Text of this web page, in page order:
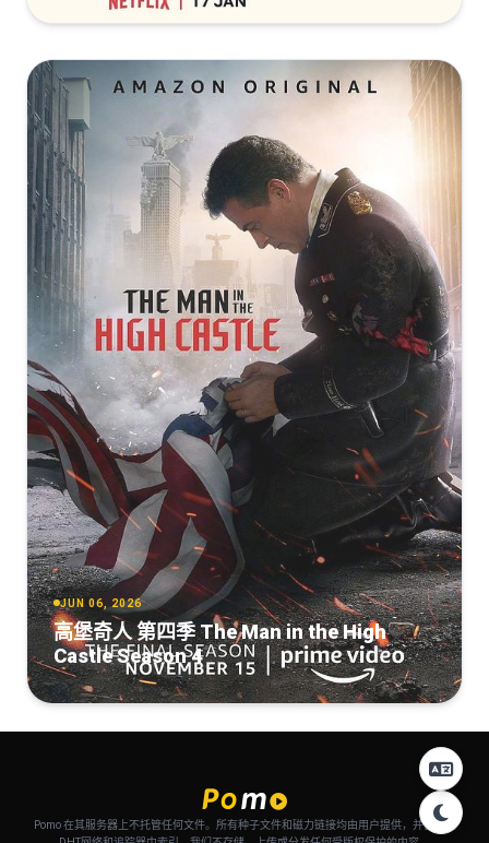
JUN 06, 2026
高堡奇人 第四季 The Man in the High
Castle Season 4
Pomo 在其服务器上不托管任何文件。所有种子文件和磁力链接均由用户提供，并自动从